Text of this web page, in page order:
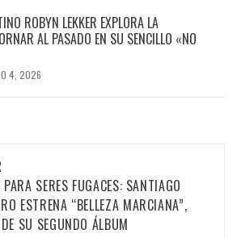
ROBYN LEKKER EXPLORA LA
AL PASADO EN SU SENCILLO «NO
4, 2026
SERES FUGACES: SANTIAGO
ESTRENA “BELLEZA MARCIANA”,
SU SEGUNDO ÁLBUM